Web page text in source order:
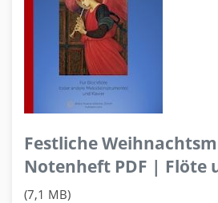
Festliche
Notenheft PDF | Flöte
(7,1 MB)